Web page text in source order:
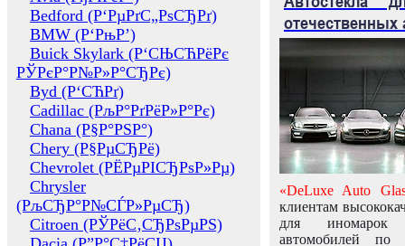
Bedford (Р‘РµРґС„РѕСЂРґ)
BMW (Р‘РњР’)
Buick Skylark (Р‘СЊСЋРёРє
РЎРєР°Р№Р»Р°СЂРє)
Byd (Р‘СЋРґ)
Cadillac (РљР°РґРёР»Р°Рє)
Chana (Р§Р°РЅР°)
Chery (Р§РµСЂРё)
Chevrolet (РЁРµРІСЂРѕР»Рµ)
Chrysler
(РљСЂР°Р№СЃР»РµСЂ)
Citroen (РЎРёС‚СЂРѕРµРЅ)
отечественных
«DeLuxe Auto
клиентам
для иномарок
автомобилей